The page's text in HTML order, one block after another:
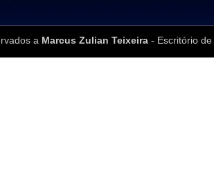
a Marcus Zulian Teixeira - Escritório